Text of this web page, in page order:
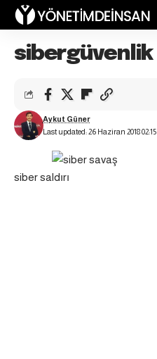
sibergüvenlik
Last updated: 26 Haziran 2018 02:15
Aykut Güner
siber saldırı